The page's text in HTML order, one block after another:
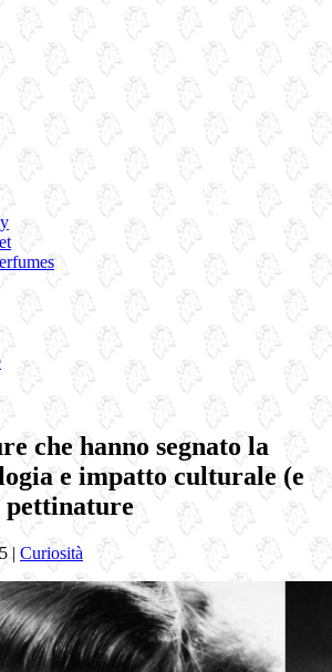
che hanno segnato la
e impatto culturale (e
pettinature
| Curiosità